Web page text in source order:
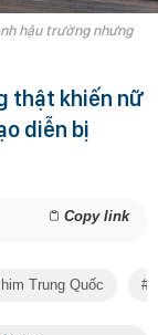
hậu trường nhưng
thật khiến nữ
diễn bị
Copy link
Trung Quốc